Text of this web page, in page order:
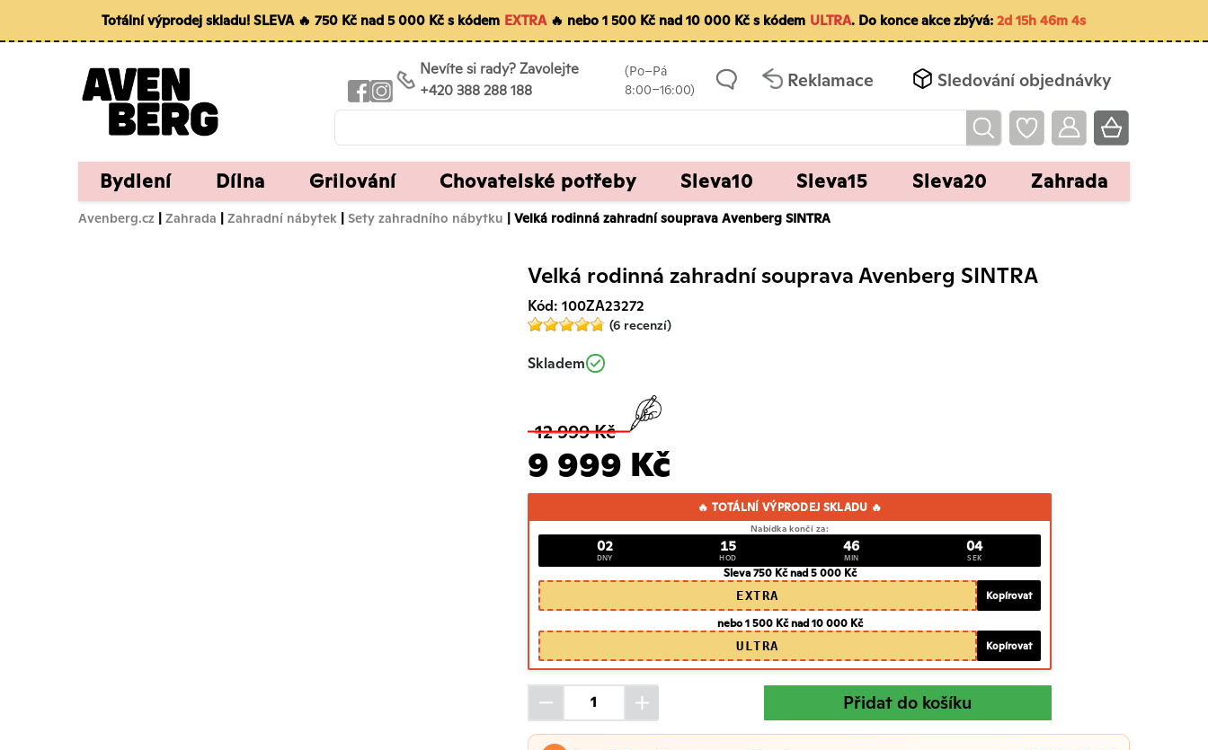
Totální výprodej skladu! SLEVA 🔥 750 Kč nad 5 000 Kč s kódem EXTRA🔥 nebo 1 500 Kč nad 10 000 Kč s kódem ULTRA. Do konce akce zbývá: 2d 15h 46m 3s
Nevíte si rady? Zavolejte
+420 388 288 188
(Po–Pá
8:00–16:00)
Reklamace Sledování objednávky
Bydlení Dílna Grilování Chovatelské potřeby Sleva10 Sleva15 Sleva20 Zahrada
Avenberg.cz | Zahrada | Zahradní nábytek | Sety zahradního nábytku | Velká rodinná zahradní souprava Avenberg SINTRA
Velká rodinná zahradní souprava Avenberg SINTRA
Kód: 100ZA23272
(6 recenzí)
Skladem
12 999 Kč
9 999 Kč
🔥 TOTÁLNÍ VÝPRODEJ SKLADU 🔥
Nabídka končí za:
02
DNY
15
HOD
46
MIN
03
SEK
Sleva 750 Kč nad 5 000 Kč
EXTRA
Kopírovat
nebo 1 500 Kč nad 10 000 Kč
ULTRA
Kopírovat
Přidat do košíku